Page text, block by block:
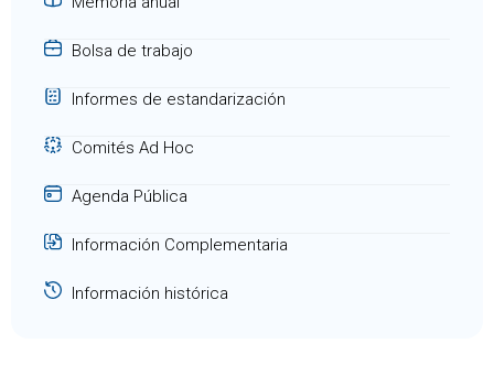
Bolsa de trabajo
Informes de estandarización
Comités Ad Hoc
Agenda Pública
Información Complementaria
Información histórica